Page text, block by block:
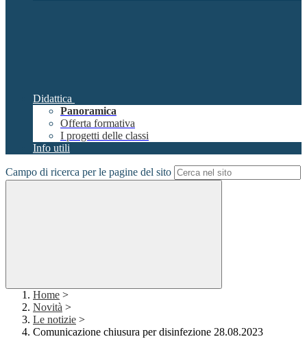
Didattica
Panoramica
Offerta formativa
I progetti delle classi
Info utili
Campo di ricerca per le pagine del sito
Home >
Novità >
Le notizie >
Comunicazione chiusura per disinfezione 28.08.2023